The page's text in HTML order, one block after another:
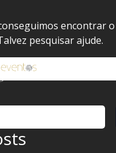
encontrar o
pesquisar ajude.